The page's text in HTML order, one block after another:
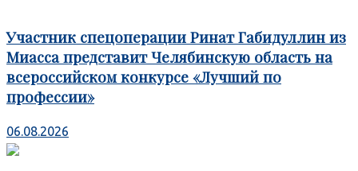
Участник спецоперации Ринат Габидуллин из
Миасса представит Челябинскую область на
всероссийском конкурсе «Лучший по
профессии»
06.08.2026